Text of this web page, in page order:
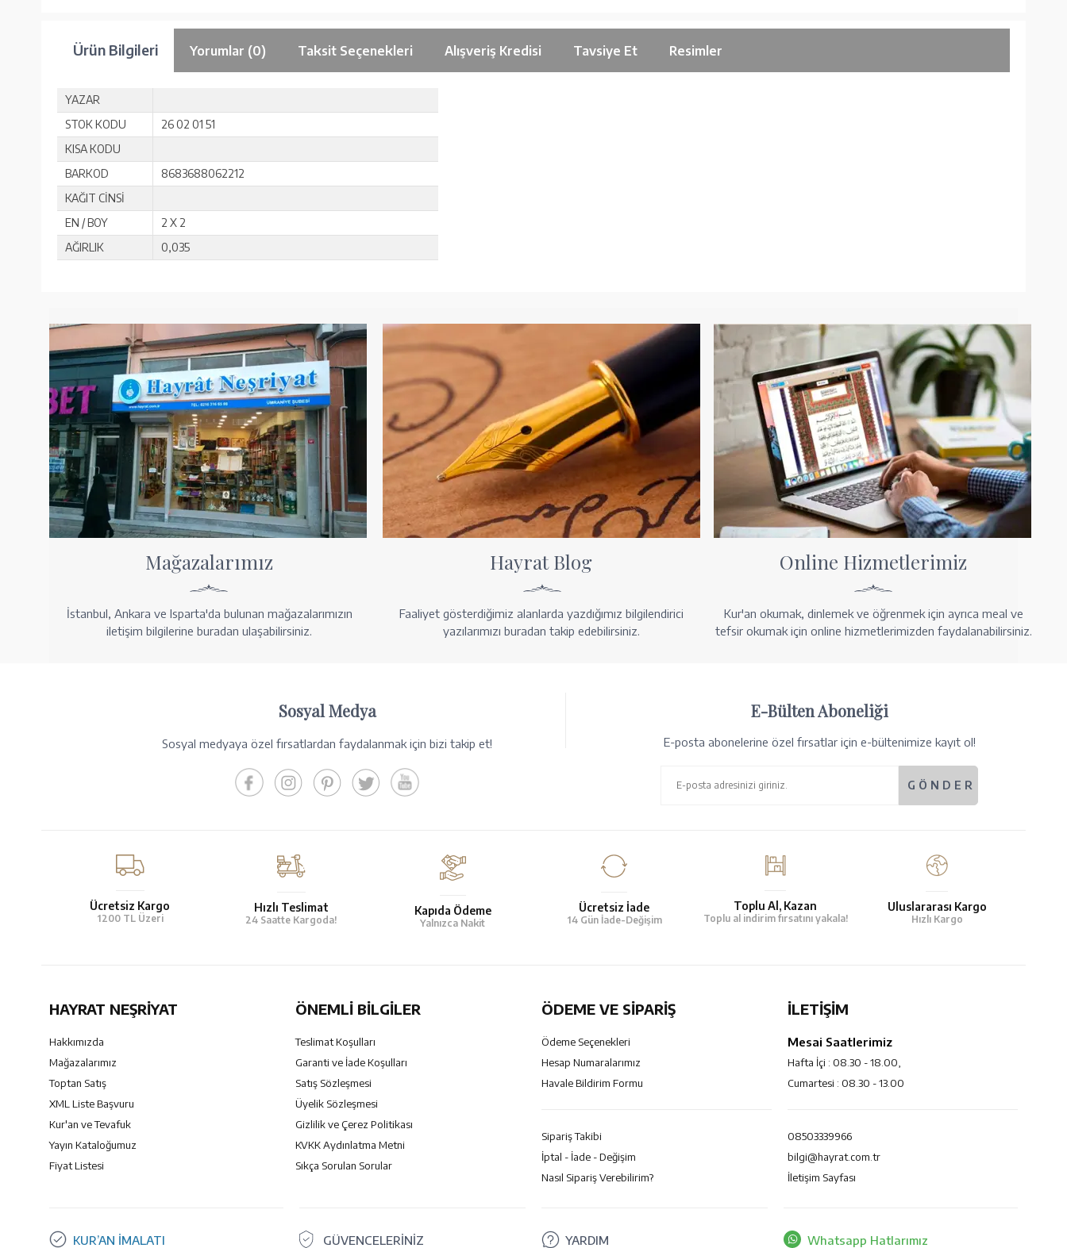
Ürün Bilgileri Yorumlar (0) Taksit Seçenekleri Alışveriş Kredisi Tavsiye Et Resimler
YAZAR
STOK KODU
26 02 01 51
KISA KODU
BARKOD
8683688062212
KAĞIT CİNSİ
EN / BOY
2 X 2
AĞIRLIK
0,035
Mağazalarımız
İstanbul, Ankara ve Isparta'da bulunan mağazalarımızın
iletişim bilgilerine buradan ulaşabilirsiniz.
Hayrat Blog
Faaliyet gösterdiğimiz alanlarda yazdığımız bilgilendirici
yazılarımızı buradan takip edebilirsiniz.
Online Hizmetlerimiz
Kur'an okumak, dinlemek ve öğrenmek için ayrıca meal ve
tefsir okumak için online hizmetlerimizden faydalanabilirsiniz.
Sosyal Medya
Sosyal medyaya özel fırsatlardan faydalanmak için bizi takip et!
E-Bülten Aboneliği
E-posta abonelerine özel fırsatlar için e-bültenimize kayıt ol!
Ücretsiz Kargo
1200 TL Üzeri
Hızlı Teslimat
24 Saatte Kargoda!
Kapıda Ödeme
Yalnızca Nakit
Ücretsiz İade
14 Gün İade-Değişim
Toplu Al, Kazan
Toplu al indirim fırsatını yakala!
Uluslararası Kargo
Hızlı Kargo
HAYRAT NEŞRIYAT
Hakkımızda
Mağazalarımız
Toptan Satış
XML Liste Başvuru
Kur'an ve Tevafuk
Yayın Kataloğumuz
Fiyat Listesi
ÖNEMLI BILGILER
Teslimat Koşulları
Garanti ve İade Koşulları
Satış Sözleşmesi
Üyelik Sözleşmesi
Gizlilik ve Çerez Politikası
KVKK Aydınlatma Metni
Sıkça Sorulan Sorular
ÖDEME VE SİPARİŞ
Ödeme Seçenekleri
Hesap Numaralarımız
Havale Bildirim Formu
Sipariş Takibi
İptal - İade - Değişim
Nasıl Sipariş Verebilirim?
İLETİŞİM
Mesai Saatlerimiz
Hafta İçi : 08.30 - 18.00,
Cumartesi : 08.30 - 13.00
08503339966
bilgi@hayrat.com.tr
İletişim Sayfası
KUR’AN İMALATI GÜVENCELERİNİZ YARDIM Whatsapp Hatlarımız